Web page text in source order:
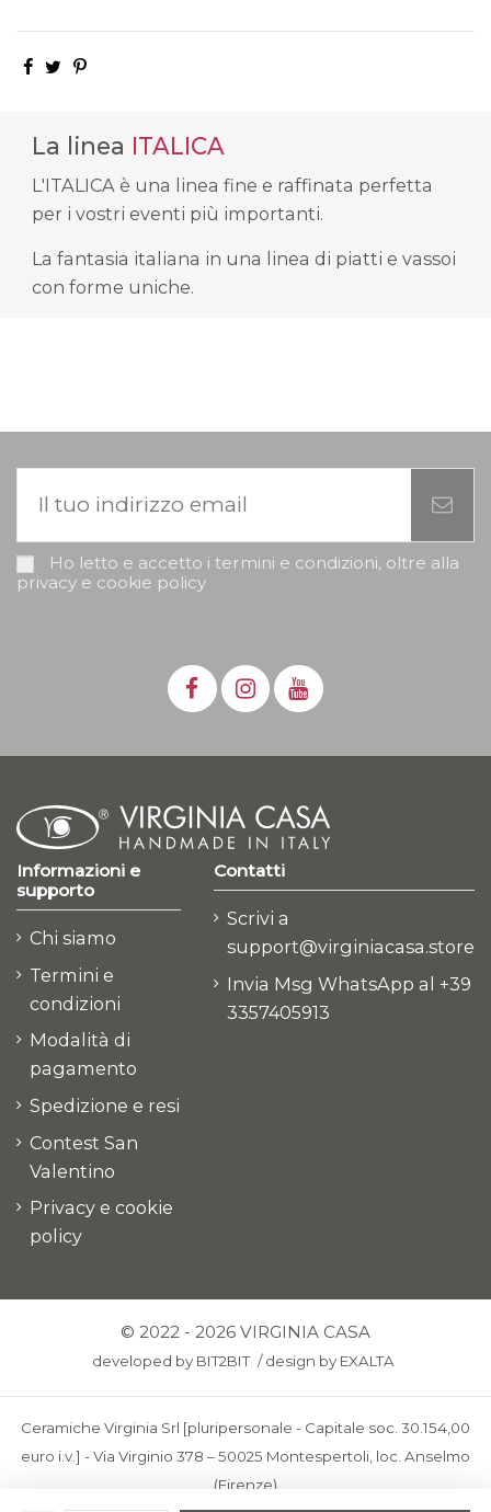
La linea ITALICA
L'ITALICA è una linea fine e raffinata perfetta
per i vostri eventi più importanti.
La fantasia italiana in una linea di piatti e vassoi
con forme uniche.
Ho letto e accetto i termini e condizioni, oltre alla
privacy e cookie policy
Informazioni e
supporto
Chi siamo
Termini e
condizioni
Modalità di
pagamento
Spedizione e resi
Contest San
Valentino
Privacy e cookie
policy
Contatti
Scrivi a
support@virginiacasa.store
Invia Msg WhatsApp al +39
3357405913
© 2022 - 2026 VIRGINIA CASA
developed by BIT2BIT /design by EXALTA
Ceramiche Virginia Srl [pluripersonale - Capitale soc. 30.154,00
euro i.v.] - Via Virginio 378 – 50025 Montespertoli, loc. Anselmo
(Firenze)